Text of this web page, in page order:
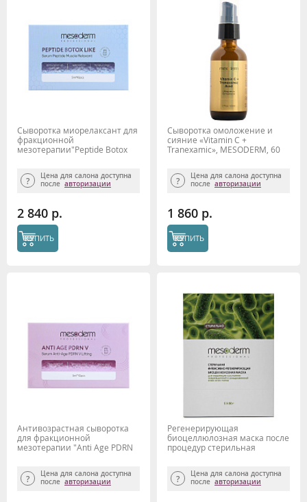
Cыворотка миорелаксант для
фракционной
мезотерапии"Peptide Botox
Цена для салона доступна
после авторизации
2 840 р.
КУПИТЬ
Сыворотка омоложение и
сияние «Vitamin C +
Tranexamic», MESODERM, 60
Цена для салона доступна
после авторизации
1 860 р.
КУПИТЬ
Антивозрастная сыворотка
для фракционной
мезотерапии "Anti Age PDRN
Цена для салона доступна
после авторизации
Регенерирующая
биоцеллюлозная маска после
процедур стерильная
Цена для салона доступна
после авторизации